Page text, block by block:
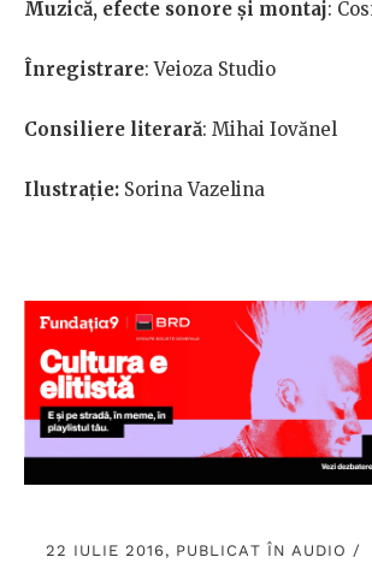
Muzică, efecte sonore și montaj:
Înregistrare: Veioza Studio
Consiliere literară: Mihai Iovănel
Ilustrație: Sorina Vazelina
22 IULIE 2016, PUBLICAT ÎN AUDIO /